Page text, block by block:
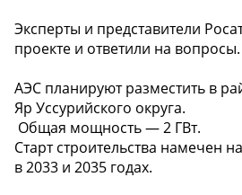
Эксперты и представители
проекте и ответили на вопросы.
АЭС планируют разместить в
Яр Уссурийского округа.
️ Общая мощность — 2 ГВт.
Старт строительства намечен
в 2033 и 2035 годах.